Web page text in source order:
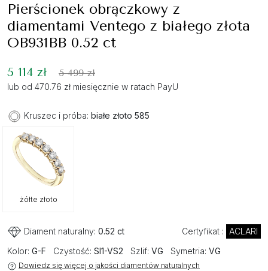
Pierścionek obrączkowy z
diamentami Ventego z białego złota
OB931BB 0.52 ct
5 114 zł 5 499 zł
lub od 470.76 zł miesięcznie w ratach PayU
Kruszec i próba: białe złoto 585
żółte złoto
Diament naturalny: 0.52 ct Certyfikat : ACLARI
Kolor: G-F Czystość: SI1-VS2 Szlif: VG Symetria: VG
Dowiedz się więcej o jakości diamentów naturalnych